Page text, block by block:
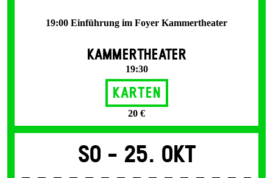
19:00 Einführung im Foyer Kammertheater
KAMMERTHEATER
19:30
Karten
20 €
So - 25. Okt